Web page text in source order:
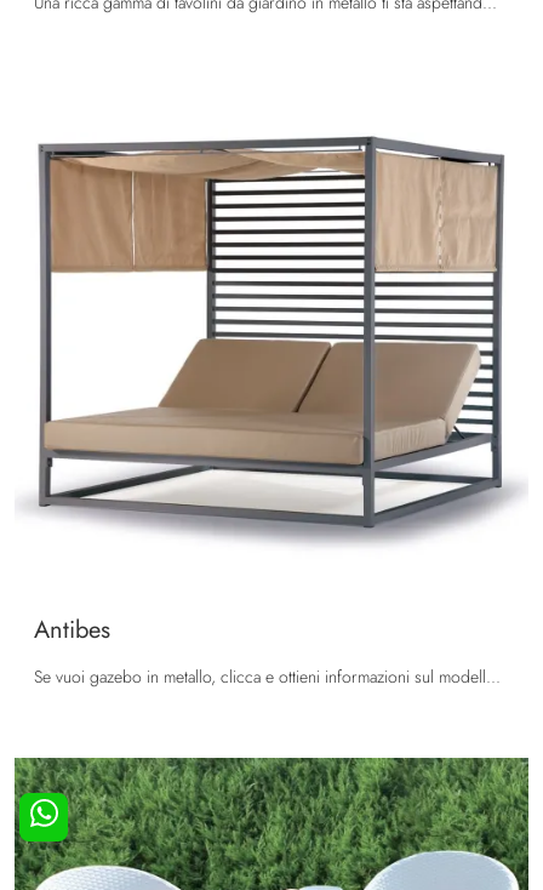
Antibes
Se vuoi gazebo in metallo, clicca e ottieni informazioni sul modello Antibes del marchio La Seggiola.